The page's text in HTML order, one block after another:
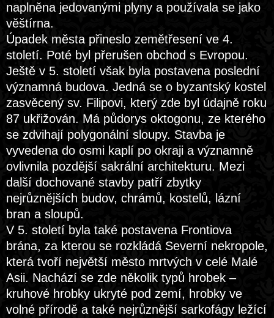
naplněna jedovanými plyny a používala se jako
věštírna.
Úpadek města přineslo zemětřesení ve 4.
století. Poté byl přerušen obchod s Evropou.
Ještě v 5. století však byla postavena poslední
významná budova. Jedná se o byzantský kostel
zasvěcený sv. Filipovi, který zde byl údajně roku
87 ukřižován. Má půdorys oktogonu, ze kterého
se zdvihají polygonální sloupy. Stavba je
vyvedena do osmi kaplí po okraji a významně
ovlivnila pozdější sakrální architekturu. Mezi
další dochované stavby patří zbytky
nejrůznějších budov, chrámů, kostelů, lázní
bran a sloupů.
V 5. století byla také postavena Frontiova
brána, za kterou se rozkládá Severní nekropole,
která tvoří největší město mrtvých v celé Malé
Asii. Nachází se zde několik typů hrobek –
kruhové hrobky ukryté pod zemí, hrobky ve
volné přírodě a také nejrůznější sarkofágy ležící